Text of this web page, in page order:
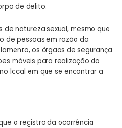
de delito.
de natureza sexual, mesmo que
de pessoas em razão da
os órgãos de segurança
móveis para realização do
local em que se encontrar a
o registro da ocorrência